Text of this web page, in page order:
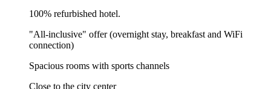
100% refurbished hotel.
"All-inclusive" offer (overnight stay, breakfast and WiFi
connection)
Spacious rooms with sports channels
Close to the city center